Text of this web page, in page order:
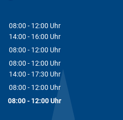
08:00 - 12:00 Uhr
Von 08:00 bis 12:00 Uhr
14:00 - 16:00 Uhr
Von 14:00 bis 16:00 Uhr
08:00 - 12:00 Uhr
Von 08:00 bis 12:00 Uhr
08:00 - 12:00 Uhr
Von 08:00 bis 12:00 Uhr
14:00 - 17:30 Uhr
Von 14:00 bis 17:30 Uhr
08:00 - 12:00 Uhr
Von 08:00 bis 12:00 Uhr
08:00- 12:00Uhr
Von 08:00 bis 12:00 Uhr